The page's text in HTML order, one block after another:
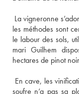
La vigneronne
les méthodes sont
le labour des sols,
mari Guilhem
En cave, les
soufre n’a pas sa